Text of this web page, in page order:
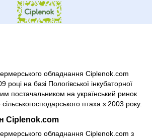
обладнання Ciplenok.com
році на базі Пологівської інкубаторної
постачальником на український ринок
птаха з 2003 року.
Ciplenok.com
обладнання Ciplenok.com з